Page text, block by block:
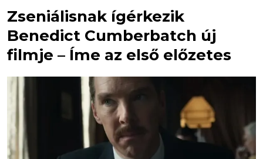
Zseniálisnak ígérkezik
Benedict Cumberbatch új
filmje – Íme az első előzetes